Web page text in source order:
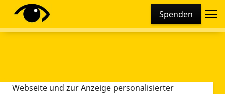
Spenden
Diese Webseite setzt verschiedene Cookies und
Tracking-Tools ein. Dies beinhaltet Cookies und
Webseite und zur Anzeige personalisierter